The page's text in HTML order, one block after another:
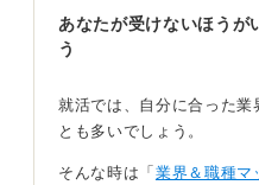
ば、キャリアアップの道
す。
ー、あるいは営業職へと進
外を目指すのであれば、そ
ため、基礎知識を事前に習
あなたが受けないほうが
う
就活では、自分に合った業
とも多いでしょう。
そんな時は「 業界＆職種マ